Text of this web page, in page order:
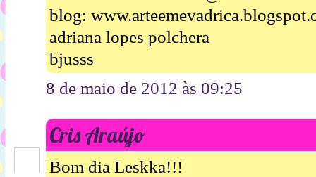
blog:
adriana lopes polchera
bjusss
8 de maio de 2012 às 09:25
Cris Araújo
Bom dia Leskka!!!